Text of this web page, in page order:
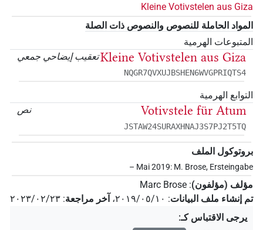
Kleine Votivstelen aus Giza
المواد الحاملة للنصوص والنصوص ذات الصلة
المتبوعات الهرمية
تعقيب إيضاحي جمعيKleine Votivstelen aus Giza
NQGR7QVXUJBSHEN6WVGPRIQTS4
التوابع الهرمية
نص
Votivstele für Atum
JSTAW24SURAXHNAJ3S7PJ2T5TQ
بروتوكول الملف
– Mai 2019: M. Brose, Ersteingabe
مؤلف (مؤلفون):
Marc Brose
تم إنشاء ملف البيانات: ٢٠١٩/٠٥/١٠، آخر مراجعة: ٢٠٢٣/٠٢/٢٣
يرجى الاقتباس كـ: